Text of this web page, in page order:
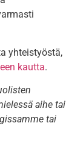
yhteistyöstä,
kautta.
aihe tai
tai